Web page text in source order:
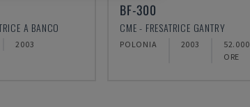
A BANCO
2003
BF-300
CME - FRESATRICE GANTRY
POLONIA 2003
52.000
ORE